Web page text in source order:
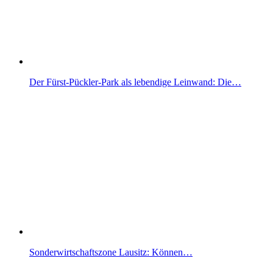
Der Fürst-Pückler-Park als lebendige Leinwand: Die…
Sonderwirtschaftszone Lausitz: Können…